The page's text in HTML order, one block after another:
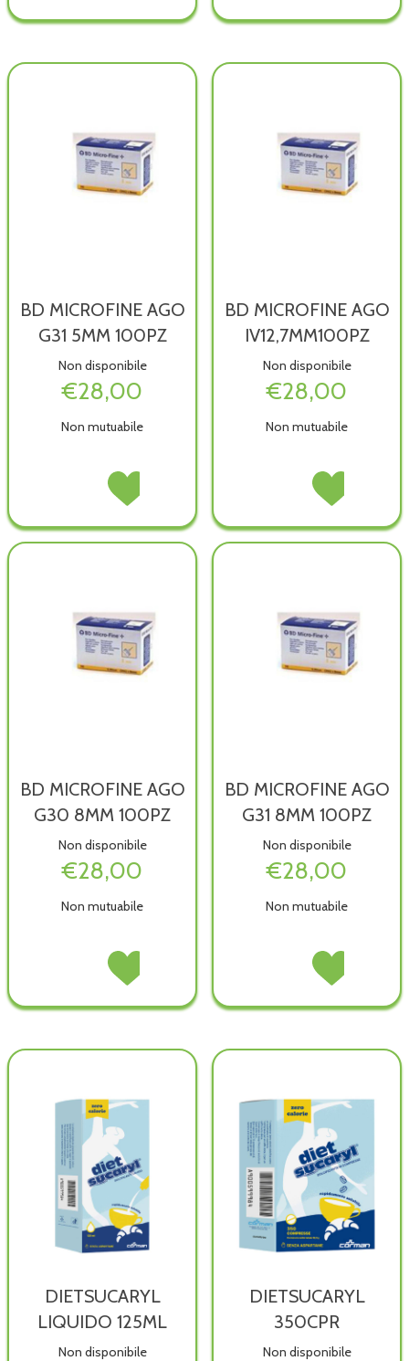
PENTA
4MM non
PENTA
4MM alla
è
ECOLOGICO alla
wishlist
BD MICROFINE AGO
G31 5MM 100PZ
Non disponibile
€28,00
Non mutuabile
MICROFINE
G31
Acquista BD
MICROFINE
G31
BD MICROFINE AGO
IV12,7MM100PZ
Non disponibile
€28,00
Non mutuabile
MICROFINE
IV12,7MM100PZ non
Acquista BD
MICROFINE
IV12,7MM100PZ
BD MICROFINE AGO
G30 8MM 100PZ
Non disponibile
€28,00
Non mutuabile
MICROFINE
G30
100PZ non
Acquista BD
MICROFINE
G30
100PZ alla
BD MICROFINE AGO
G31 8MM 100PZ
Non disponibile
€28,00
Non mutuabile
MICROFINE
G31
100PZ non
Acquista BD
MICROFINE
G31
100PZ alla
DIETSUCARYL
LIQUIDO 125ML
Non disponibile
DIETSUCARYL
350CPR
Non disponibile